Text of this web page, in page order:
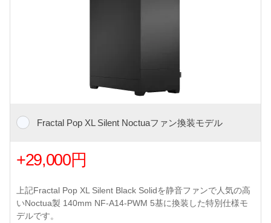
Fractal Pop XL Silent Noctuaファン換装モデル
+29,000円
上記Fractal Pop XL Silent Black Solidを静音ファンで人気の高
いNoctua製 140mm NF-A14-PWM 5基に換装した特別仕様モ
デルです。